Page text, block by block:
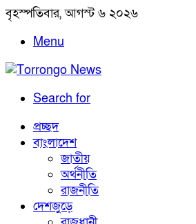
বৃহস্পতিবার, আগস্ট ৬ ২০২৬
Menu
Search for
প্রচ্ছদ
বাংলাদেশ
জাতীয়
অর্থনীতি
রাজনীতি
দেশজুড়ে